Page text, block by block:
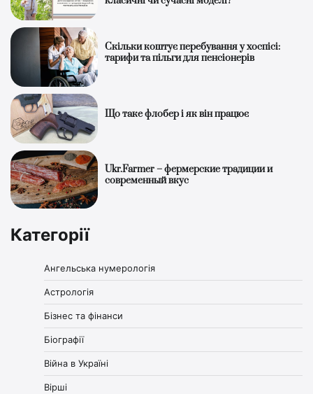
Скільки коштує перебування у хоспісі:
тарифи та пільги для пенсіонерів
Що таке флобер і як він працює
Ukr.Farmer – фермерские традиции и
современный вкус
Категорії
Ангельська нумерологія
Астрологія
Бізнес та фінанси
Біографії
Війна в Україні
Вірші